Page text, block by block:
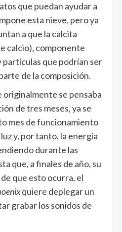
que puedan ayudar a
esta nieve, pero ya
a que la calcita
calcio), componente
partículas que podrían ser
de la composición.
originalmente se pensaba
de tres meses, ya se
mes de funcionamiento
y, por tanto, la energía
durante las
que, a finales de año, su
que esto ocurra, el
quiere deplegar un
grabar los sonidos de